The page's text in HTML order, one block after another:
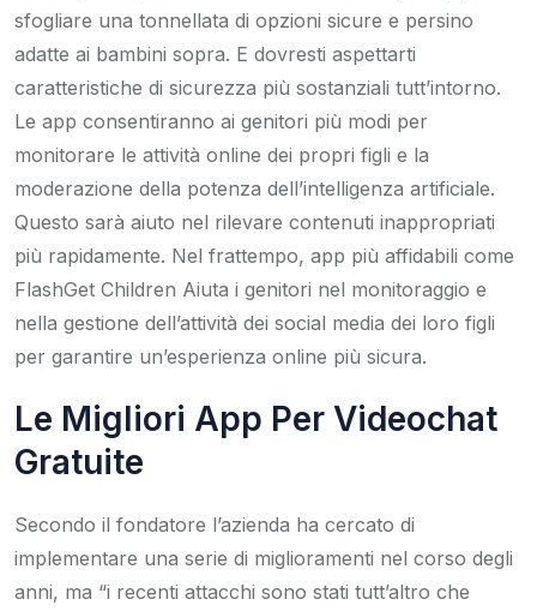
sfogliare una tonnellata di opzioni sicure e persino
adatte ai bambini sopra. E dovresti aspettarti
caratteristiche di sicurezza più sostanziali tutt’intorno.
Le app consentiranno ai genitori più modi per
monitorare le attività online dei propri figli e la
moderazione della potenza dell’intelligenza artificiale.
Questo sarà aiuto nel rilevare contenuti inappropriati
più rapidamente. Nel frattempo, app più affidabili come
FlashGet Children Aiuta i genitori nel monitoraggio e
nella gestione dell’attività dei social media dei loro figli
per garantire un’esperienza online più sicura.
Le Migliori App Per Videochat
Gratuite
Secondo il fondatore l’azienda ha cercato di
implementare una serie di miglioramenti nel corso degli
anni, ma “i recenti attacchi sono stati tutt’altro che